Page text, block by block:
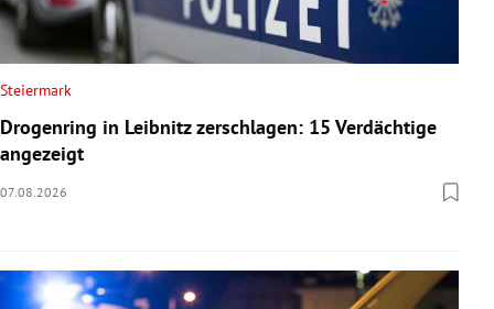
Untermenü
Untermenü
Untermenü
Steiermark
Drogenring in Leibnitz zerschlagen: 15 Verdächtige
angezeigt
07.08.2026